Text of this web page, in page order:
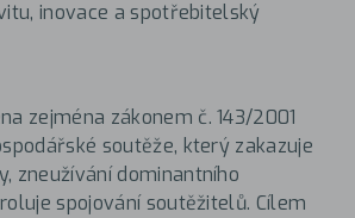
inovace a spotřebitelský
zejména zákonem č. 143/2001
soutěže, který zakazuje
zneužívání dominantního
spojování soutěžitelů. Cílem